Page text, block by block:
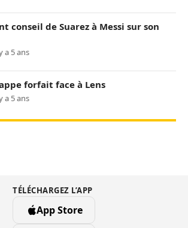
conseil de Suarez à Messi sur son
a 5 ans
forfait face à Lens
a 5 ans
TÉLÉCHARGEZ L’APP
App Store